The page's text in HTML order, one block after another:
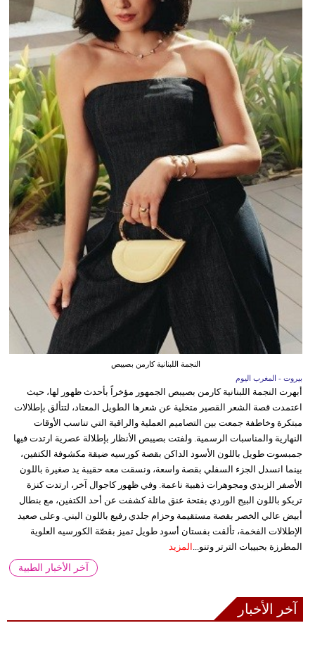
النجمة اللبنانية كارمن بصيبص
بيروت - المغرب اليوم
أبهرت النجمة اللبنانية كارمن بصيبص الجمهور مؤخراً بأحدث ظهور لها، حيث
اعتمدت قصة الشعر القصير متخلية عن شعرها الطويل المعتاد، لتتألق بإطلالات
مبتكرة وخاطفة جمعت بين التصاميم العملية والراقية التي تناسب الأوقات
النهارية والمناسبات الرسمية. ولفتت بصيبص الأنظار بإطلالة عصرية ارتدت فيها
جمبسوت طويل باللون الأسود الداكن بقصة كورسيه ضيقة مكشوفة الكتفين،
بينما انسدل الجزء السفلي بقصة واسعة، ونسقت معه حقيبة يد صغيرة باللون
الأصفر الزبدي ومجوهرات ذهبية ناعمة. وفي ظهور كاجوال آخر، ارتدت كنزة
تريكو باللون البيج الوردي بفتحة عنق مائلة كشفت عن أحد الكتفين، مع بنطال
أبيض عالي الخصر بقصة مستقيمة وحزام جلدي رفيع باللون البني. وعلى صعيد
الإطلالات الفخمة، تألقت بفستان أسود طويل تميز بقصّة الكورسيه العلوية
المطرزة بحبيبات الترتر وتنو... المزيد
آخر الأخبار الطبية
آخر الأخبار